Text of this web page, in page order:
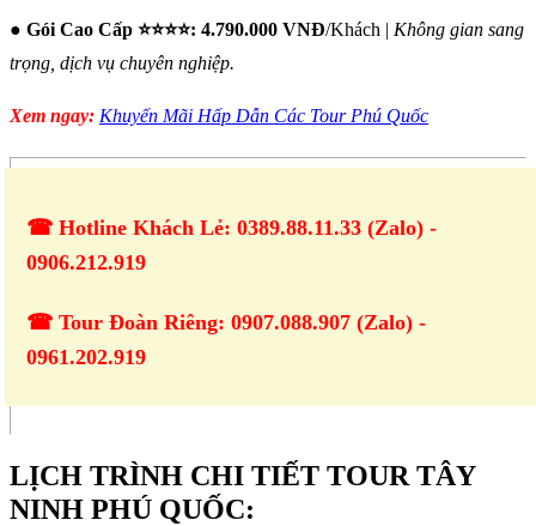
● Gói Cao Cấp ⭐⭐⭐⭐: 4.790.000 VNĐ/Khách | Không gian sang
trọng, dịch vụ chuyên nghiệp.
Xem ngay: Khuyến Mãi Hấp Dẫn Các Tour Phú Quốc
☎ Hotline Khách Lẻ: 0389.88.11.33 (Zalo) -
0906.212.919
☎ Tour Đoàn Riêng: 0907.088.907 (Zalo) -
0961.202.919
LỊCH TRÌNH CHI TIẾT TOUR TÂY
NINH PHÚ QUỐC: